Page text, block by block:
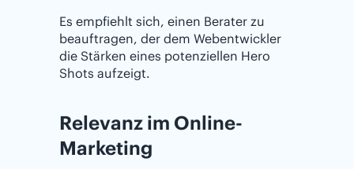
Es empfiehlt sich, einen Berater zu
beauftragen, der dem Webentwickler
die Stärken eines potenziellen Hero
Shots aufzeigt.
Relevanz im ‌‌Online‌-
Marketing